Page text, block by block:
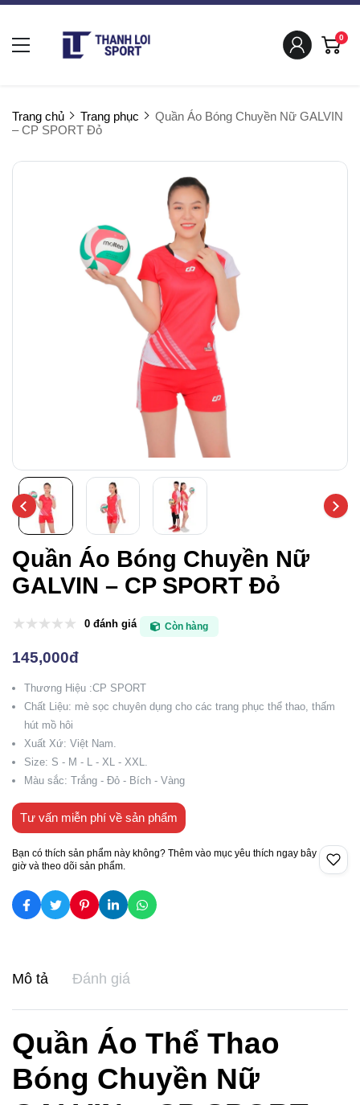
0
Trang chủ Trang phục
Quần Áo Bóng Chuyền Nữ GALVIN
– CP SPORT Đỏ
Quần Áo Bóng Chuyền Nữ
GALVIN – CP SPORT Đỏ
0 đánh giá Còn hàng
145,000đ
Thương Hiệu :CP SPORT
Chất Liệu: mè sọc chuyên dụng cho các trang phục thể thao, thấm
hút mồ hôi
Xuất Xứ: Việt Nam.
Size: S - M - L - XL - XXL.
Màu sắc: Trắng - Đỏ - Bích - Vàng
Tư vấn miễn phí về sản phẩm
Bạn có thích sản phẩm này không? Thêm vào mục yêu thích ngay bây
giờ và theo dõi sản phẩm.
Mô tả Đánh giá
Quần Áo Thể Thao
Bóng Chuyền Nữ